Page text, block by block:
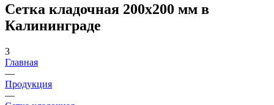
Сетка кладочная 200x200 мм в
Калининграде
3
Главная
—
Продукция
—